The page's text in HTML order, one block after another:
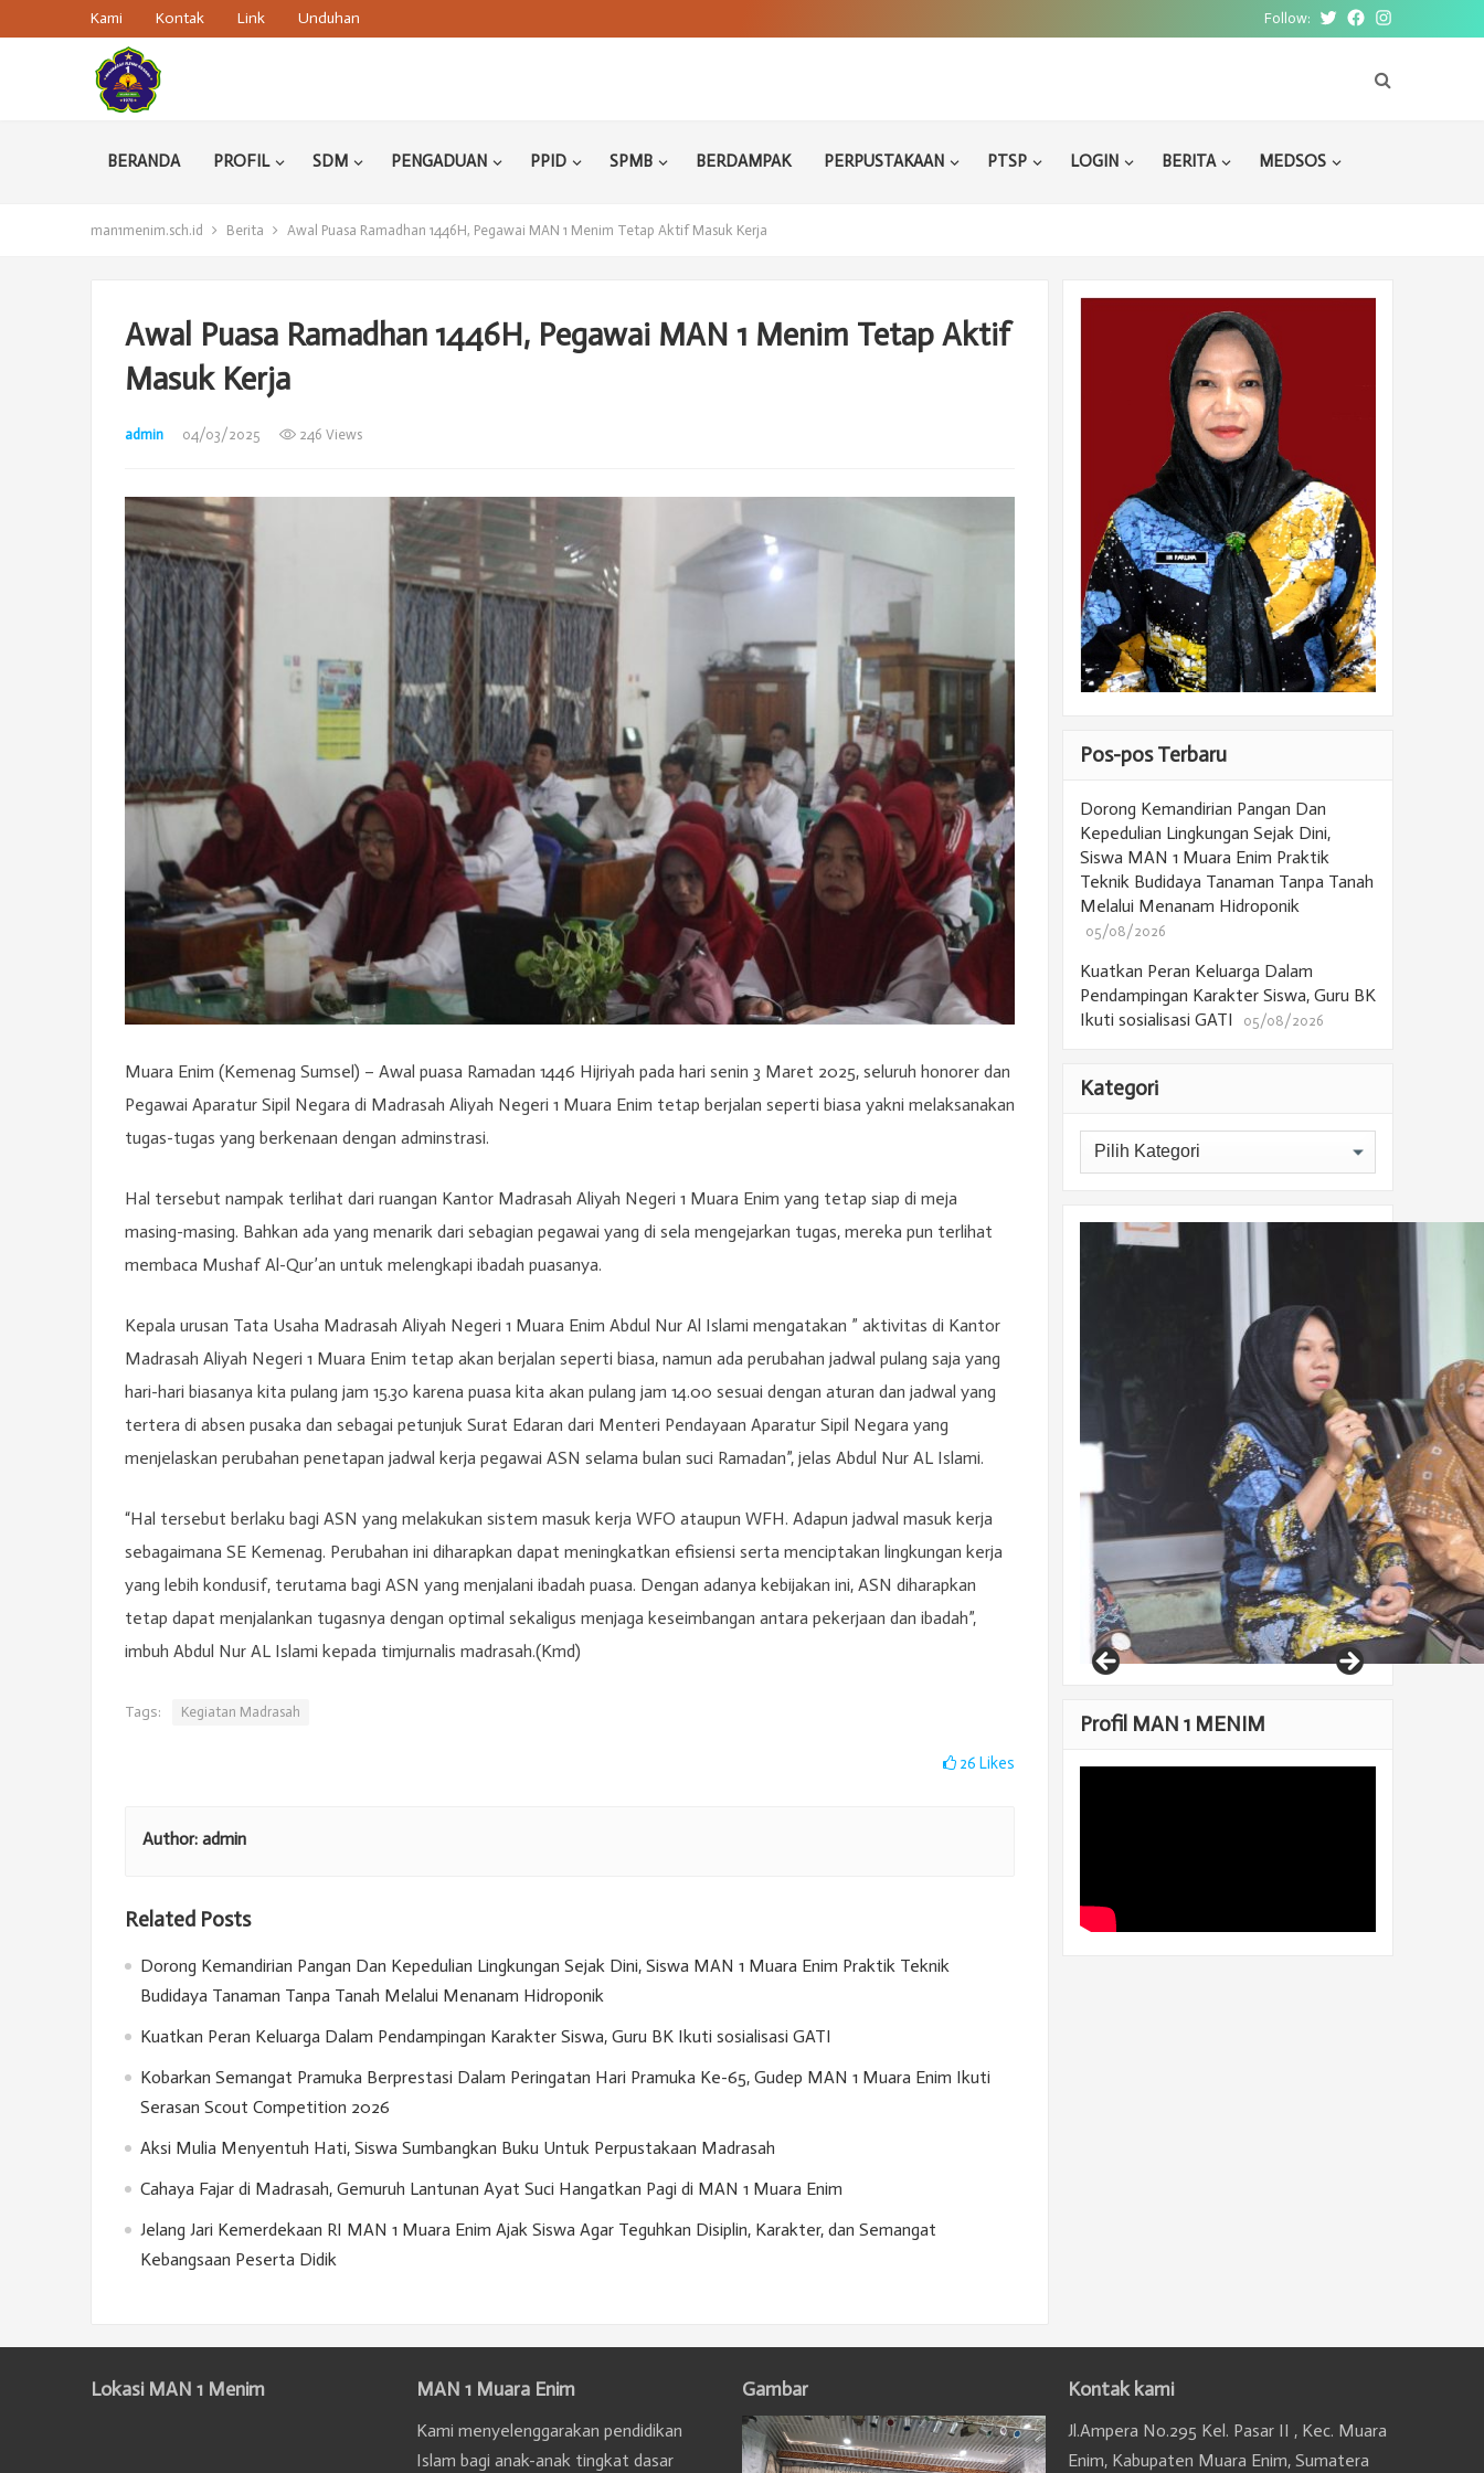
Kami Kontak Link Unduhan Follow: TwitterFacebookInstagram
BERANDA PROFIL SDM PENGADUAN PPID SPMB BERDAMPAK PERPUSTAKAAN PTSP LOGIN BERITA MEDSOS
man1menim.sch.id Berita Awal Puasa Ramadhan 1446H, Pegawai MAN 1 Menim Tetap Aktif Masuk Kerja
Awal Puasa Ramadhan 1446H, Pegawai MAN 1 Menim Tetap Aktif
Masuk Kerja
admin 04/03/2025 246 Views
Muara Enim (Kemenag Sumsel) – Awal puasa Ramadan 1446 Hijriyah pada hari senin 3 Maret 2025, seluruh honorer dan
Pegawai Aparatur Sipil Negara di Madrasah Aliyah Negeri 1 Muara Enim tetap berjalan seperti biasa yakni melaksanakan
tugas-tugas yang berkenaan dengan adminstrasi.
Hal tersebut nampak terlihat dari ruangan Kantor Madrasah Aliyah Negeri 1 Muara Enim yang tetap siap di meja
masing-masing. Bahkan ada yang menarik dari sebagian pegawai yang di sela mengejarkan tugas, mereka pun terlihat
membaca Mushaf Al-Qur’an untuk melengkapi ibadah puasanya.
Kepala urusan Tata Usaha Madrasah Aliyah Negeri 1 Muara Enim Abdul Nur Al Islami mengatakan ” aktivitas di Kantor
Madrasah Aliyah Negeri 1 Muara Enim tetap akan berjalan seperti biasa, namun ada perubahan jadwal pulang saja yang
hari-hari biasanya kita pulang jam 15.30 karena puasa kita akan pulang jam 14.00 sesuai dengan aturan dan jadwal yang
tertera di absen pusaka dan sebagai petunjuk Surat Edaran dari Menteri Pendayaan Aparatur Sipil Negara yang
menjelaskan perubahan penetapan jadwal kerja pegawai ASN selama bulan suci Ramadan”, jelas Abdul Nur AL Islami.
“Hal tersebut berlaku bagi ASN yang melakukan sistem masuk kerja WFO ataupun WFH. Adapun jadwal masuk kerja
sebagaimana SE Kemenag. Perubahan ini diharapkan dapat meningkatkan efisiensi serta menciptakan lingkungan kerja
yang lebih kondusif, terutama bagi ASN yang menjalani ibadah puasa. Dengan adanya kebijakan ini, ASN diharapkan
tetap dapat menjalankan tugasnya dengan optimal sekaligus menjaga keseimbangan antara pekerjaan dan ibadah”,
imbuh Abdul Nur AL Islami kepada timjurnalis madrasah.(Kmd)
Tags: Kegiatan Madrasah
26 Likes
Author: admin
Related Posts
Dorong Kemandirian Pangan Dan Kepedulian Lingkungan Sejak Dini, Siswa MAN 1 Muara Enim Praktik Teknik
Budidaya Tanaman Tanpa Tanah Melalui Menanam Hidroponik
Kuatkan Peran Keluarga Dalam Pendampingan Karakter Siswa, Guru BK Ikuti sosialisasi GATI
Kobarkan Semangat Pramuka Berprestasi Dalam Peringatan Hari Pramuka Ke-65, Gudep MAN 1 Muara Enim Ikuti
Serasan Scout Competition 2026
Aksi Mulia Menyentuh Hati, Siswa Sumbangkan Buku Untuk Perpustakaan Madrasah
Cahaya Fajar di Madrasah, Gemuruh Lantunan Ayat Suci Hangatkan Pagi di MAN 1 Muara Enim
Jelang Jari Kemerdekaan RI MAN 1 Muara Enim Ajak Siswa Agar Teguhkan Disiplin, Karakter, dan Semangat
Kebangsaan Peserta Didik
Pos-pos Terbaru
Dorong Kemandirian Pangan Dan
Kepedulian Lingkungan Sejak Dini,
Siswa MAN 1 Muara Enim Praktik
Teknik Budidaya Tanaman Tanpa Tanah
Melalui Menanam Hidroponik
05/08/2026
Kuatkan Peran Keluarga Dalam
Pendampingan Karakter Siswa, Guru BK
Ikuti sosialisasi GATI
05/08/2026
Kategori
Kategori
Profil MAN 1 MENIM
Lokasi MAN 1 Menim MAN 1 Muara Enim
Kami menyelenggarakan pendidikan
Islam bagi anak-anak tingkat dasar
Gambar Kontak kami
Jl.Ampera No.295 Kel. Pasar II , Kec. Muara
Enim, Kabupaten Muara Enim, Sumatera